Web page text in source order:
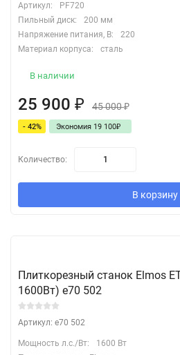
Артикул:
PF720
Пильный диск:
200 мм
Напряжение питания, В:
220
Материал корпуса:
сталь
В наличии
25 900 ₽ 45 000₽
- 42% Экономия 19 100₽
Количество:
В корзину
Плиткорезный станок Elmos
1600Вт) e70 502
Артикул: e70 502
Мощность л.с./Вт:
1600 Вт